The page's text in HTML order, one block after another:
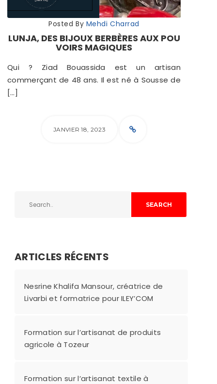
Posted By Mehdi Charrad
LUNJA, DES BIJOUX BERBÈRES AUX POU
VOIRS MAGIQUES
Qui ? Ziad Bouassida est un artisan
commerçant de 48 ans. Il est né à Sousse de
[…]
JANVIER 18, 2023
SEARCH
ARTICLES RÉCENTS
Nesrine Khalifa Mansour, créatrice de
Livarbi et formatrice pour ILEY’COM
Formation sur l’artisanat de produits
agricole à Tozeur
Formation sur l’artisanat textile à